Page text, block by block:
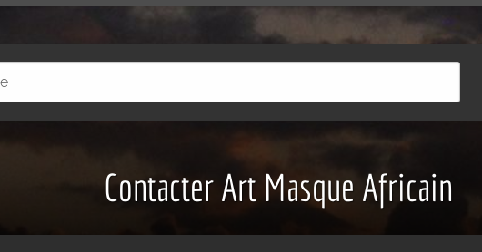
Contacter Art Masque Africain